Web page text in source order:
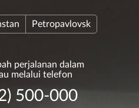
Petropavlovsk
perjalanan dalam
melalui telefon
500-000